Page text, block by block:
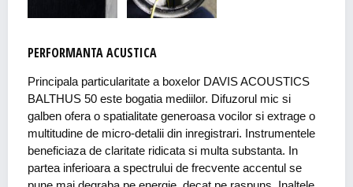
PERFORMANTA ACUSTICA
Principala particularitate a boxelor DAVIS ACOUSTICS
BALTHUS 50 este bogatia mediilor. Difuzorul mic si
galben ofera o spatialitate generoasa vocilor si extrage o
multitudine de micro-detalii din inregistrari. Instrumentele
beneficiaza de claritate ridicata si multa substanta. In
partea inferioara a spectrului de frecvente accentul se